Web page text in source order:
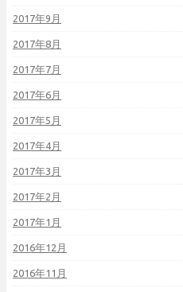
2017年9月
2017年8月
2017年7月
2017年6月
2017年5月
2017年4月
2017年3月
2017年2月
2017年1月
2016年12月
2016年11月